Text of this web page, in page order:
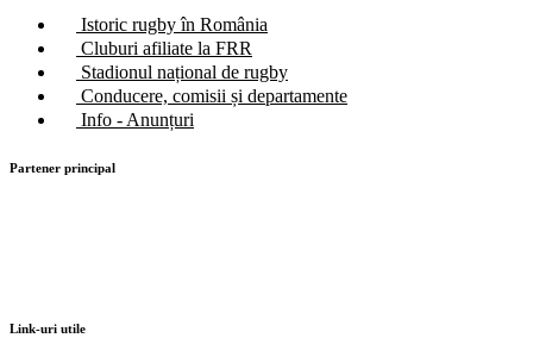
Istoric rugby în România
Cluburi afiliate la FRR
Stadionul național de rugby
Conducere, comisii și departamente
Info - Anunțuri
Partener principal
Link-uri utile